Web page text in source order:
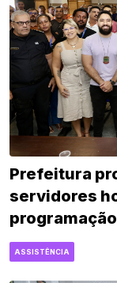
Prefeitura
servidores
ASSISTÊNCIA